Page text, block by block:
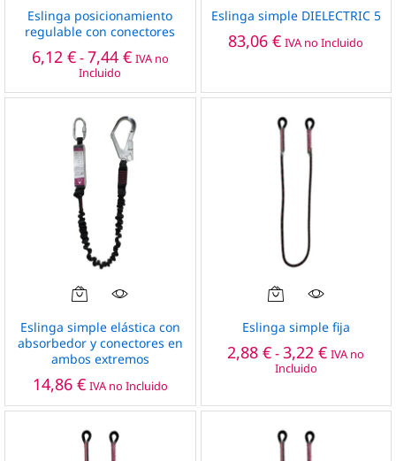
producto
tiene
múltiples
variantes.
pueden
elegir
página
de
producto
Eslinga posicionamiento
regulable con conectores
6,12 €-7,44 €Rango
de
desde
hasta
7,44 €
IVA no
Incluido
Eslinga simple DIELECTRIC 5
83,06€ IVA no Incluido
Eslinga simple elástica con
absorbedor y conectores en
ambos extremos
14,86 € IVA no Incluido
Este
producto
tiene
múltiples
se
pueden
Eslinga simple fija
2,88€-3,22€Rango
de
2,88 €
IVA no
Incluido